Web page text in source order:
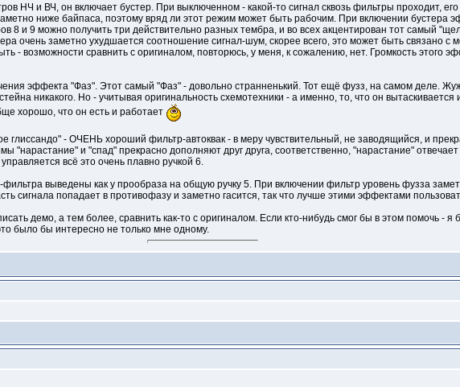
НЧ и ВЧ, он включает бустер. При выключенном - какой-то сигнал сквозь фильтры проходит,
ниже байпаса, поэтому вряд ли этот режим может быть рабочим. При включении бустера
8 и 9 можно получить три действительно разных тембра, и во всех акцентирован тот самый
очень заметно ухудшается соотношение сигнал-шум, скорее всего, это может быть связано с
- возможности сравнить с оригиналом, повторюсь, у меня, к сожалению, нет. Громкость этого
эффекта "Фаз". Этот самый "Фаз" - довольно странненький. Тот ещё фузз, на самом деле.
никакого. Но - учитывая оригинальность схемотехники - а именно, то, что он вытаскивается
хорошо, что он есть и работает
глиссандо" - ОЧЕНЬ хороший фильтр-автоквак - в меру чувствительный, не заводящийся, и
"нарастание" и "спад" прекрасно дополняют друг друга, соответственно, "нарастание"
всё это очень плавно ручкой 6.
фильтра выведены как у прообраза на общую ручку 5. При включении фильтр уровень фузза
сигнала попадает в противофазу и заметно гасится, так что лучше этими эффектами
демо, а тем более, сравнить как-то с оригиналом. Если кто-нибудь смог бы в этом помочь - я
было бы интересно не только мне одному.